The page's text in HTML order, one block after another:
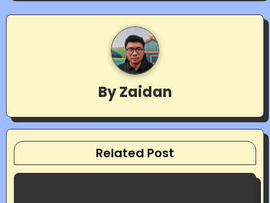
v
t
i
o
ByZaidan
Related Post